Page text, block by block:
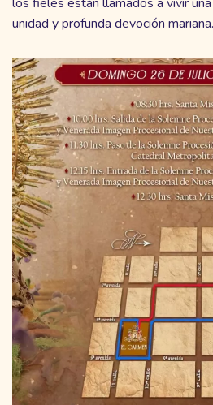
unidad y profunda devoción mariana.